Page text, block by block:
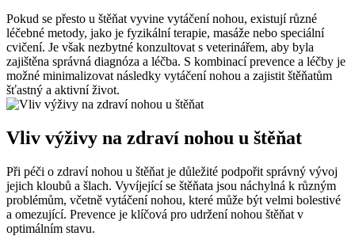
Pokud se přesto u štěňat vyvine vytáčení nohou, existují různé
léčebné metody, jako je fyzikální terapie, masáže nebo speciální
cvičení. Je však nezbytné konzultovat s veterinářem, aby byla
zajištěna správná diagnóza a léčba. S kombinací prevence a léčby je
možné minimalizovat následky vytáčení nohou a zajistit štěňatům
šťastný a aktivní život.
Vliv výživy na zdraví nohou u štěňat
Při péči o zdraví nohou u štěňat je důležité podpořit správný vývoj
jejich kloubů a šlach. Vyvíjející se štěňata jsou náchylná k různým
problémům, včetně vytáčení nohou, které může být velmi bolestivé
a omezující. Prevence je klíčová pro udržení nohou štěňat v
optimálním stavu.